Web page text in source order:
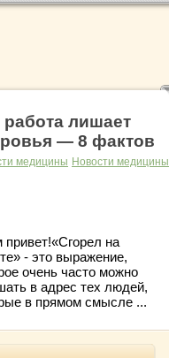
работа лишает
— 8 фактов
медицины Новости медицины
привет!«Сгорел на
- это выражение,
очень часто можно
в адрес тех людей,
в прямом смысле ...